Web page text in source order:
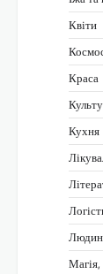
Квіти
Краса
Кухня
Магія,